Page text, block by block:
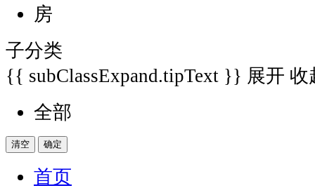
房
子分类
{{ subClassExpand.tipText }} 展开 收
全部
清空 确定
首页